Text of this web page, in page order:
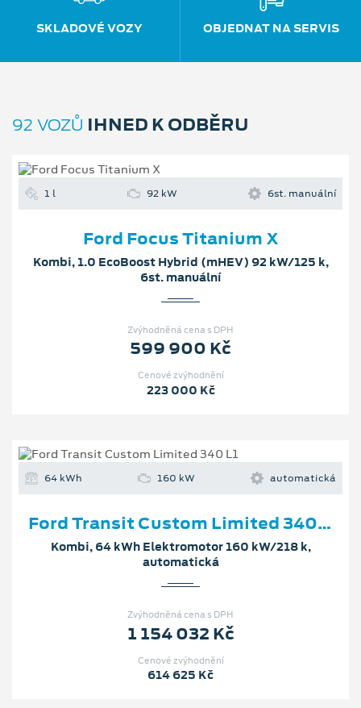
SKLADOVÉ VOZY OBJEDNAT NA SERVIS
92 VOZŮ IHNED K ODBĚRU
1 l 92 kW 6st. manuální
Ford Focus Titanium X
Kombi, 1.0 EcoBoost Hybrid (mHEV) 92 kW/125 k,
6st. manuální
Zvýhodněná cena s DPH
599 900 Kč
Cenové zvýhodnění
223 000 Kč
64 kWh 160 kW automatická
Ford Transit Custom Limited 340 L1
Kombi, 64 kWh Elektromotor 160 kW/218 k,
automatická
Zvýhodněná cena s DPH
1 154 032 Kč
Cenové zvýhodnění
614 625 Kč